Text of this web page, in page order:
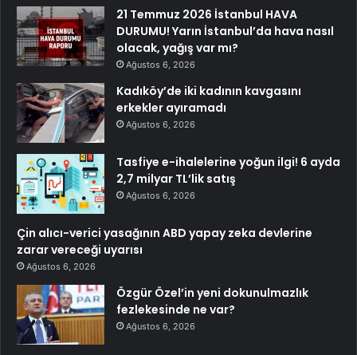
21 Temmuz 2026 İstanbul HAVA
DURUMU! Yarın İstanbul’da hava nasıl
olacak, yağış var mı?
Ağustos 6, 2026
Kadıköy’de iki kadının kavgasını
erkekler ayıramadı
Ağustos 6, 2026
Tasfiye e-ihalelerine yoğun ilgi! 6 ayda
2,7 milyar TL’lik satış
Ağustos 6, 2026
Çin alıcı-verici yasağının ABD yapay zeka devlerine
zarar vereceği uyarısı
Ağustos 6, 2026
Özgür Özel’in yeni dokunulmazlık
fezlekesinde ne var?
Ağustos 6, 2026